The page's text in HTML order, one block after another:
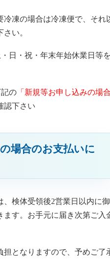
冷凍の場合は冷凍便で、それ
い。
日・祝・年末年始休業日等
の 「新規等お申し込みの場
認下さい
場合のお支払いに
検体受領後2営業日以内に御
ます。お手元に届き次第ご入
担となりますので、予めご了